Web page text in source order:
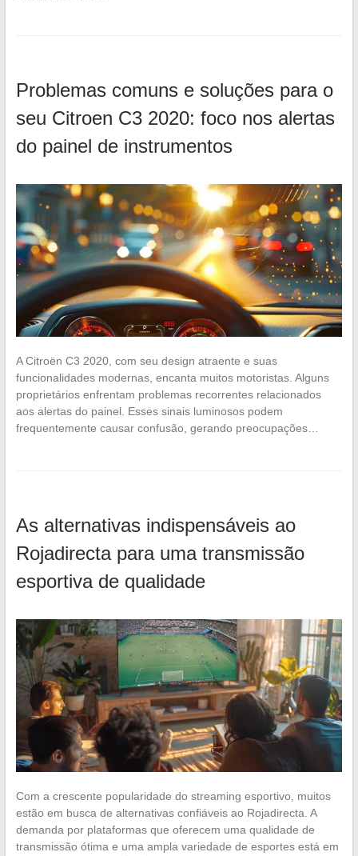
Problemas comuns e soluções para o
seu Citroen C3 2020: foco nos alertas
do painel de instrumentos
A Citroën C3 2020, com seu design atraente e suas
funcionalidades modernas, encanta muitos motoristas. Alguns
proprietários enfrentam problemas recorrentes relacionados
aos alertas do painel. Esses sinais luminosos podem
frequentemente causar confusão, gerando preocupações…
As alternativas indispensáveis ao
Rojadirecta para uma transmissão
esportiva de qualidade
Com a crescente popularidade do streaming esportivo, muitos
estão em busca de alternativas confiáveis ao Rojadirecta. A
demanda por plataformas que oferecem uma qualidade de
transmissão ótima e uma ampla variedade de esportes está em